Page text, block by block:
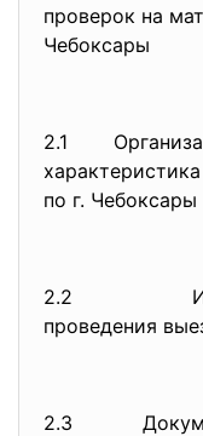
проверок на
Чебоксары
2.1
по г. Чебоксары
2.2
проведения
2.3